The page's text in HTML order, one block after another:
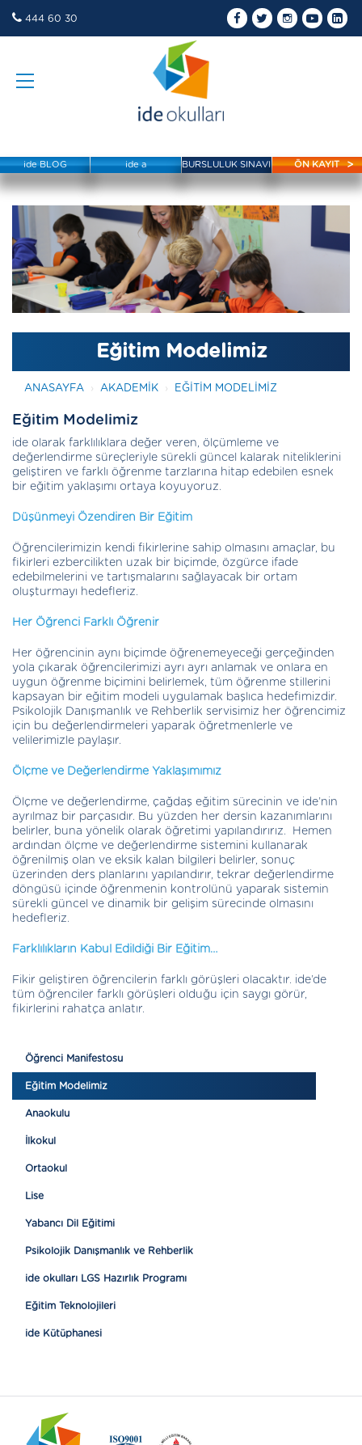
444 60 30
ide BLOG ide a BURSLULUK SINAVI ÖN KAYIT
Eğitim Modelimiz
ANASAYFA AKADEMİK EĞITIM MODELIMIZ
Öğrenci Manifestosu
Eğitim Modelimiz
Anaokulu
İlkokul
Ortaokul
Lise
Yabancı Dil Eğitimi
Psikolojik Danışmanlık ve Rehberlik
ide okulları LGS Hazırlık Programı
Eğitim Teknolojileri
ide Kütüphanesi
Eğitim Modelimiz
ide olarak farklılıklara değer veren, ölçümleme ve
değerlendirme süreçleriyle sürekli güncel kalarak niteliklerini
geliştiren ve farklı öğrenme tarzlarına hitap edebilen esnek
bir eğitim yaklaşımı ortaya koyuyoruz.
Düşünmeyi Özendiren Bir Eğitim
Öğrencilerimizin kendi fikirlerine sahip olmasını amaçlar, bu
fikirleri ezbercilikten uzak bir biçimde, özgürce ifade
edebilmelerini ve tartışmalarını sağlayacak bir ortam
oluşturmayı hedefleriz.
Her Öğrenci Farklı Öğrenir
Her öğrencinin aynı biçimde öğrenemeyeceği gerçeğinden
yola çıkarak öğrencilerimizi ayrı ayrı anlamak ve onlara en
uygun öğrenme biçimini belirlemek, tüm öğrenme stillerini
kapsayan bir eğitim modeli uygulamak başlıca hedefimizdir.
Psikolojik Danışmanlık ve Rehberlik servisimiz her öğrencimiz
için bu değerlendirmeleri yaparak öğretmenlerle ve
velilerimizle paylaşır.
Ölçme ve Değerlendirme Yaklaşımımız
Ölçme ve değerlendirme, çağdaş eğitim sürecinin ve ide’nin
ayrılmaz bir parçasıdır. Bu yüzden her dersin kazanımlarını
belirler, buna yönelik olarak öğretimi yapılandırırız. Hemen
ardından ölçme ve değerlendirme sistemini kullanarak
öğrenilmiş olan ve eksik kalan bilgileri belirler, sonuç
üzerinden ders planlarını yapılandırır, tekrar değerlendirme
döngüsü içinde öğrenmenin kontrolünü yaparak sistemin
sürekli güncel ve dinamik bir gelişim sürecinde olmasını
hedefleriz.
Farklılıkların Kabul Edildiği Bir Eğitim…
Fikir geliştiren öğrencilerin farklı görüşleri olacaktır. ide’de
tüm öğrenciler farklı görüşleri olduğu için saygı görür,
fikirlerini rahatça anlatır.